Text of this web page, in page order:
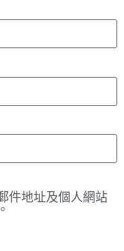
件地址及個人網站